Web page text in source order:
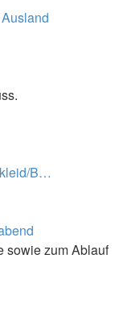
B…
sowie zum Ablauf